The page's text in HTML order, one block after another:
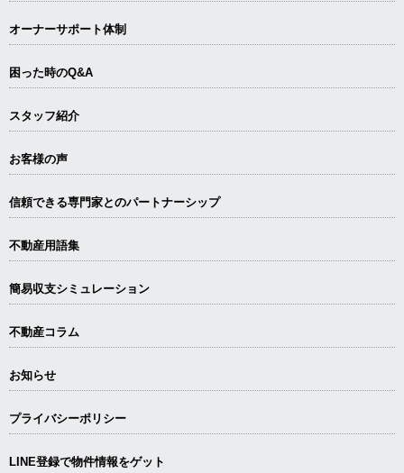
オーナーサポート体制
困った時のQ&A
スタッフ紹介
お客様の声
信頼できる専⾨家とのパートナーシップ
不動産用語集
簡易収支シミュレーション
不動産コラム
お知らせ
プライバシーポリシー
LINE登録で物件情報をゲット